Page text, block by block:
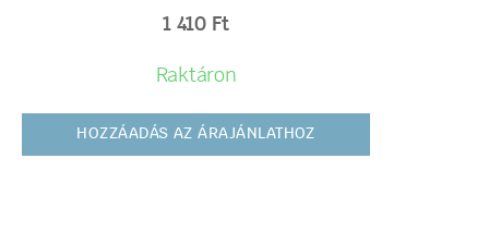
1 410 Ft
Raktáron
HOZZÁADÁS AZ ÁRAJÁNLATHOZ